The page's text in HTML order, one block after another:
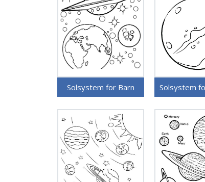
Solsystem for Barn